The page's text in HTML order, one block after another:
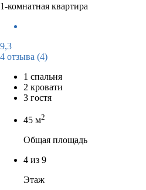
1-комнатная квартира
9,3
4 отзыва (4)
1 спальня
2 кровати
3 гостя
45 м2
Общая площадь
4 из 9
Этаж